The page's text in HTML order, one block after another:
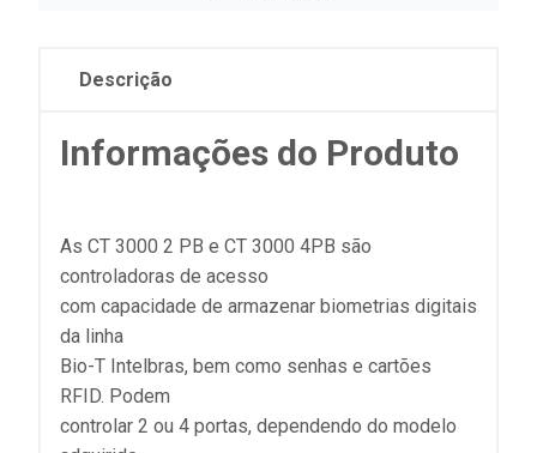
Descrição
Informações do Produto
As CT 3000 2 PB e CT 3000 4PB são
controladoras de acesso
com capacidade de armazenar biometrias digitais
da linha
Bio-T Intelbras, bem como senhas e cartões
RFID. Podem
controlar 2 ou 4 portas, dependendo do modelo